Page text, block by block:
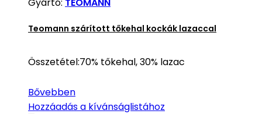
Gyártó: TEOMANN
Teomann szárított tőkehal kockák lazaccal
Összetétel:70% tőkehal, 30% lazac
Bővebben
Hozzáadás a kívánságlistához